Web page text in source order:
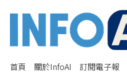
首頁 關於InfoAI 訂閱電子報